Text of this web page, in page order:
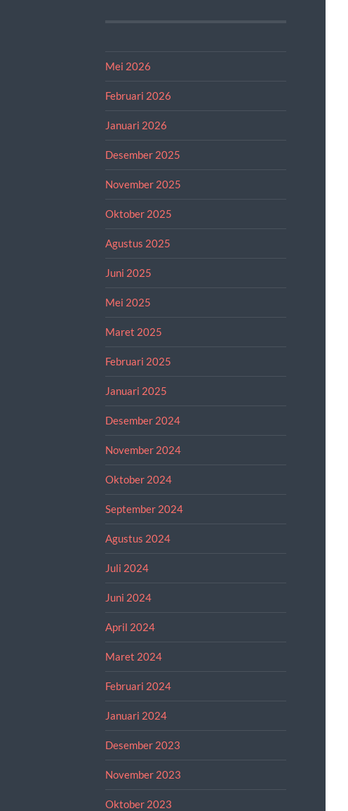
Mei 2026
Februari 2026
Januari 2026
Desember 2025
November 2025
Oktober 2025
Agustus 2025
Juni 2025
Mei 2025
Maret 2025
Februari 2025
Januari 2025
Desember 2024
November 2024
Oktober 2024
September 2024
Agustus 2024
Juli 2024
Juni 2024
April 2024
Maret 2024
Februari 2024
Januari 2024
Desember 2023
November 2023
Oktober 2023